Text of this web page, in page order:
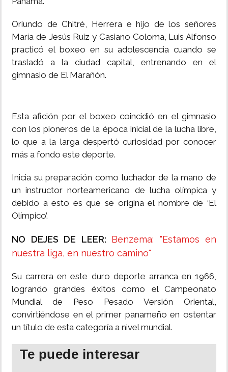
Oriundo de Chitré, Herrera e hijo de los señores
María de Jesús Ruiz y Casiano Coloma, Luis Alfonso
practicó el boxeo en su adolescencia cuando se
trasladó a la ciudad capital, entrenando en el
gimnasio de El Marañón.
Esta afición por el boxeo coincidió en el gimnasio
con los pioneros de la época inicial de la lucha libre,
lo que a la larga despertó curiosidad por conocer
más a fondo este deporte.
Inicia su preparación como luchador de la mano de
un instructor norteamericano de lucha olímpica y
debido a esto es que se origina el nombre de ‘El
Olímpico’.
NO DEJES DE LEER: Benzema: "Estamos en
nuestra liga, en nuestro camino"
Su carrera en este duro deporte arranca en 1966,
logrando grandes éxitos como el Campeonato
Mundial de Peso Pesado Versión Oriental,
convirtiéndose en el primer panameño en ostentar
un título de esta categoría a nivel mundial.
Te puede interesar